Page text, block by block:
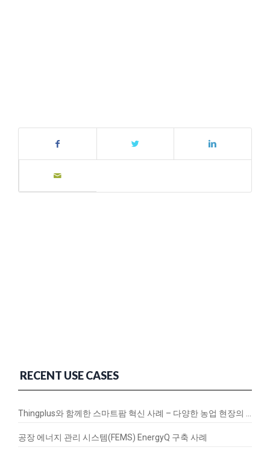
RECENT USE CASES
Thingplus와 함께한 스마트팜 혁신 사례 – 다양한 농업 현장의 연결과 변화
공장 에너지 관리 시스템(FEMS) EnergyQ 구축 사례